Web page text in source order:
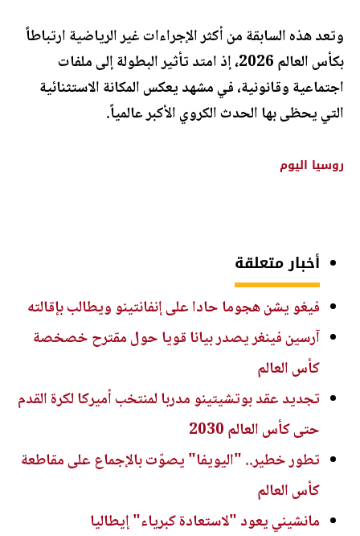
وتعد هذه السابقة من أكثر الإجراءات غير الرياضية ارتباطاً
بكأس العالم 2026، إذ امتد تأثير البطولة إلى ملفات
اجتماعية وقانونية، في مشهد يعكس المكانة الاستثنائية
التي يحظى بها الحدث الكروي الأكبر عالمياً.
روسيا اليوم
أخبار متعلقة
فيغو يشن هجوما حادا على إنفانتينو ويطالب بإقالته
آرسين فينغر يصدر بيانا قويا حول مقترح خصخصة
كأس العالم
تجديد عقد بوتشيتينو مدربا لمنتخب أميركا لكرة القدم
حتى كأس العالم 2030
تطور خطير.. "اليويفا" يصوّت بالإجماع على مقاطعة
كأس العالم
مانشيني يعود "لاستعادة كبرياء" إيطاليا